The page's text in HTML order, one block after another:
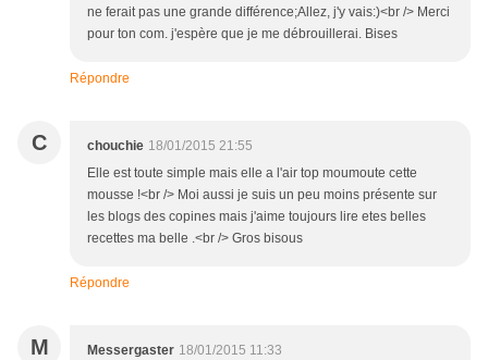
ne ferait pas une grande différence;Allez, j'y vais:)<br /> Merci
pour ton com. j'espère que je me débrouillerai. Bises
Répondre
C chouchie 18/01/2015 21:55
Elle est toute simple mais elle a l'air top moumoute cette
mousse !<br /> Moi aussi je suis un peu moins présente sur
les blogs des copines mais j'aime toujours lire etes belles
recettes ma belle .<br /> Gros bisous
Répondre
M Messergaster 18/01/2015 11:33